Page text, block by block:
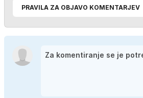
PRAVILA ZA OBJAVO KOMENTARJEV